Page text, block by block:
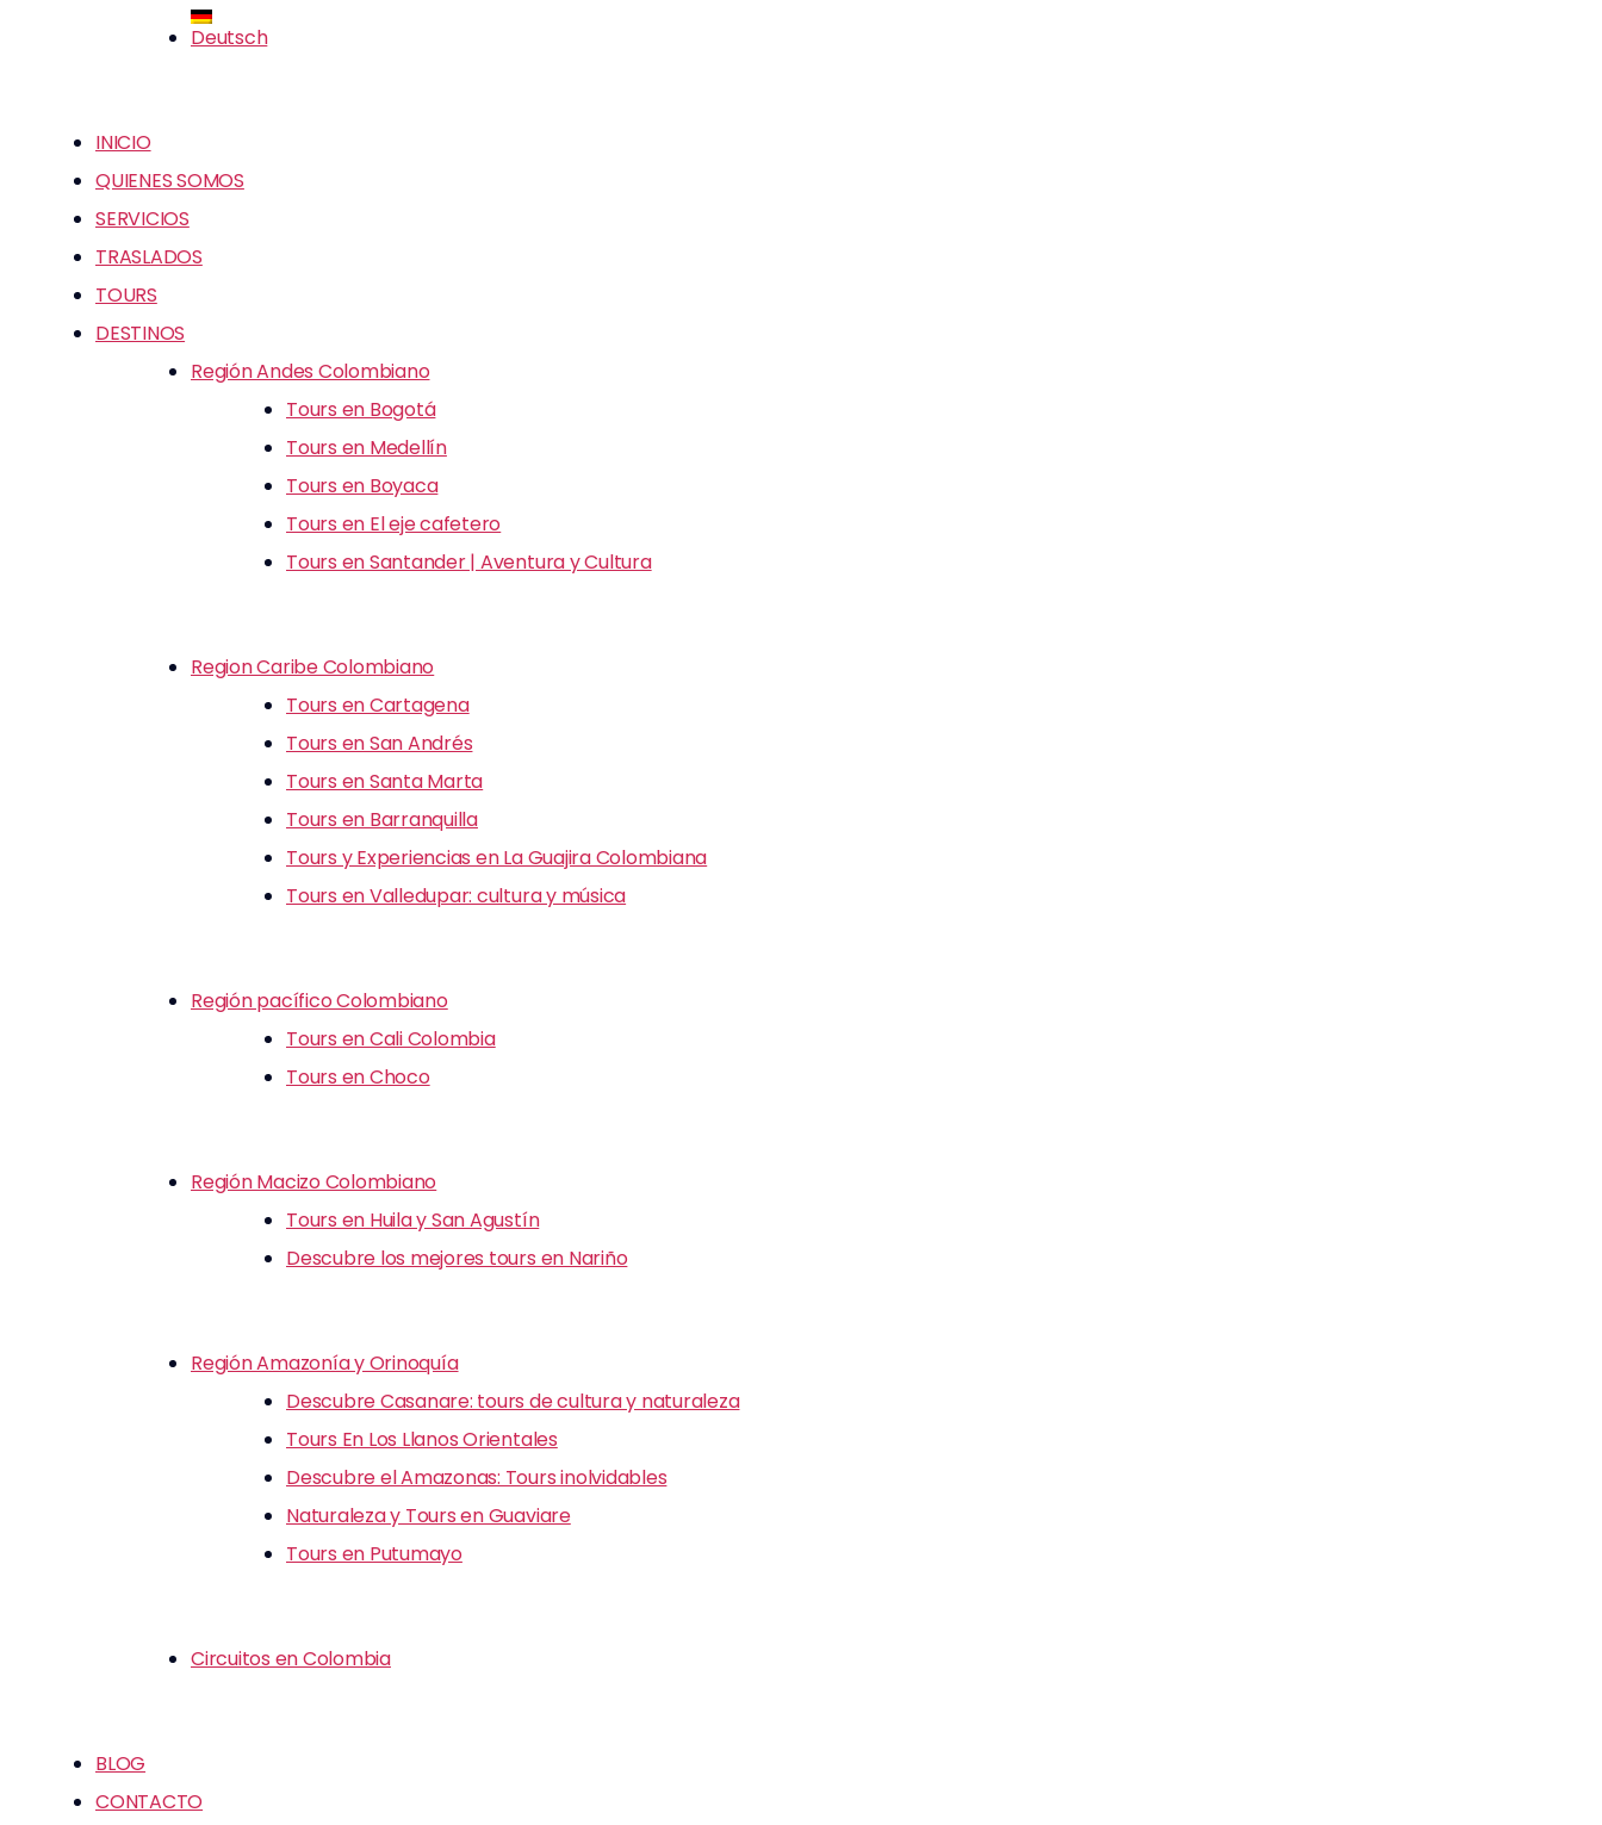
Deutsch
INICIO
QUIENES SOMOS
SERVICIOS
TRASLADOS
TOURS
DESTINOS
Región Andes Colombiano
Tours en Bogotá
Tours en Medellín
Tours en Boyaca
Tours en El eje cafetero
Tours en Santander | Aventura y Cultura
Region Caribe Colombiano
Tours en Cartagena
Tours en San Andrés
Tours en Santa Marta
Tours en Barranquilla
Tours y Experiencias en La Guajira Colombiana
Tours en Valledupar: cultura y música
Región pacífico Colombiano
Tours en Cali Colombia
Tours en Choco
Región Macizo Colombiano
Tours en Huila y San Agustín
Descubre los mejores tours en Nariño
Región Amazonía y Orinoquía
Descubre Casanare: tours de cultura y naturaleza
Tours En Los Llanos Orientales
Descubre el Amazonas: Tours inolvidables
Naturaleza y Tours en Guaviare
Tours en Putumayo
Circuitos en Colombia
BLOG
CONTACTO